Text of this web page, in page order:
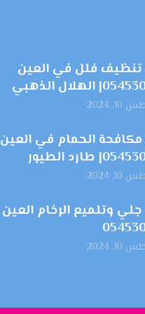
فلل في العين
2024
الحمام في العين
2024
وتلميع الرخام العين
2024